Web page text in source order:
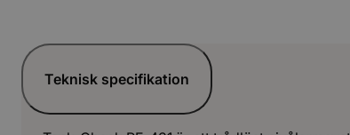
Teknisk specifikation